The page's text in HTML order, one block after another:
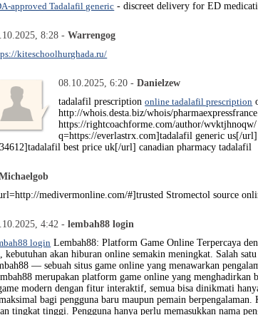
approved Tadalafil generic - discreet delivery for ED
8:28 -Warrengog
kiteschoolhurghada.ru/
08.10.2025, 6:20 -Danielzew
tadalafil prescriptiononline tadalafil prescription
http://whois.desta.biz/whois/
https://rightcoachforme.com/author/
q=https://everlastrx.com]tadalafil generic us[/
best price uk[/url] canadian pharmacy tadalafil
medivermonline.com/#]trusted Stromectol source
4:42 -lembah88 login
login Lembah88: Platform Game Online Terpercaya
kebutuhan akan hiburan online semakin meningkat. Salah
— sebuah situs game online yang menawarkan
merupakan platform game online yang
modern dengan fitur interaktif, semua bisa dinikmati
bagi pengguna baru maupun pemain
tingkat tinggi. Pengguna hanya perlu memasukkan nama